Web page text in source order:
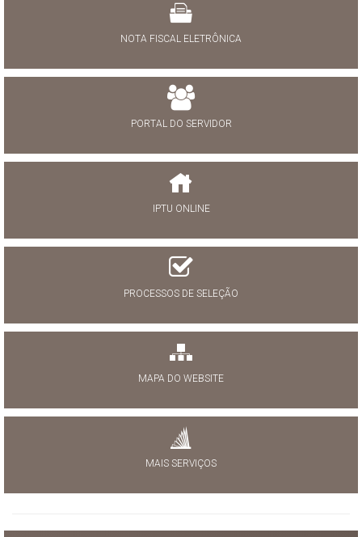
NOTA FISCAL ELETRÔNICA
PORTAL DO SERVIDOR
IPTU ONLINE
PROCESSOS DE SELEÇÃO
MAPA DO WEBSITE
MAIS SERVIÇOS